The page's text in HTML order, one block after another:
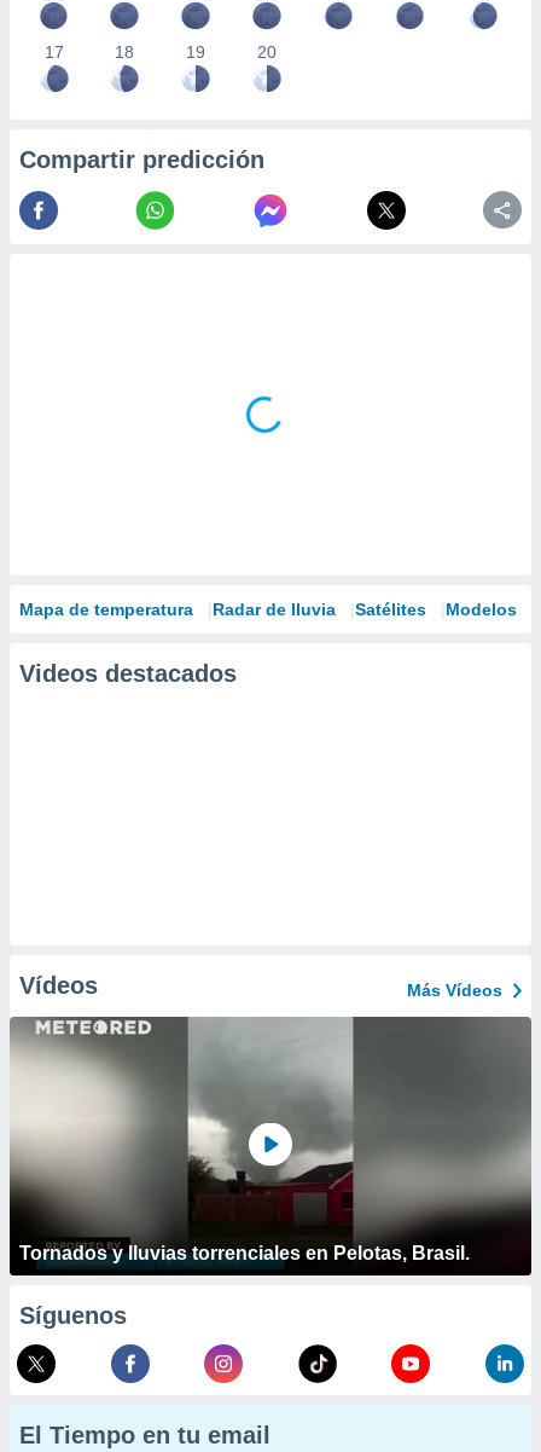
17 18 19 20
Compartir predicción
Mapa de temperatura Radar de lluvia Satélites Modelos
Videos destacados
Vídeos Más Vídeos
Tornados y lluvias torrenciales en Pelotas, Brasil.
Síguenos
El Tiempo en tu email